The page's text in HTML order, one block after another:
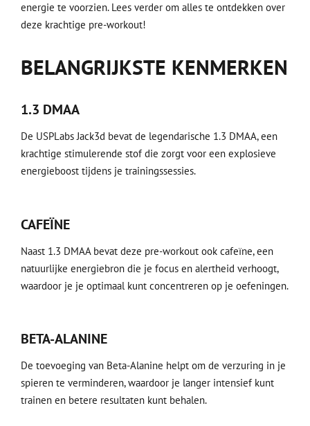
energie te voorzien. Lees verder om alles te ontdekken over
deze krachtige pre-workout!
BELANGRIJKSTE KENMERKEN
1.3 DMAA
De USPLabs Jack3d bevat de legendarische 1.3 DMAA, een
krachtige stimulerende stof die zorgt voor een explosieve
energieboost tijdens je trainingssessies.
CAFEÏNE
Naast 1.3 DMAA bevat deze pre-workout ook cafeïne, een
natuurlijke energiebron die je focus en alertheid verhoogt,
waardoor je je optimaal kunt concentreren op je oefeningen.
BETA-ALANINE
De toevoeging van Beta-Alanine helpt om de verzuring in je
spieren te verminderen, waardoor je langer intensief kunt
trainen en betere resultaten kunt behalen.